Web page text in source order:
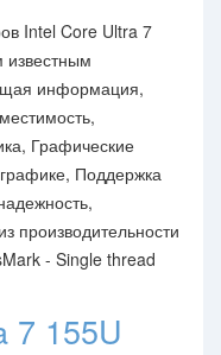
Intel Core Ultra 7
известным
информация,
Графические
Поддержка
производительности
- Single thread
7 155U